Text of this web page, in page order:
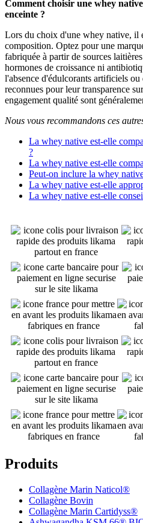
Comment choisir une whey
enceinte ?
Lors du choix d'une whey native, il
composition. Optez pour une
fabriquée à partir de sources
hormones de croissance ni
l'absence d'édulcorants artificiels
reconnues pour leur transparence
engagement qualité sont
Nous vous recommandons ces
La whey native est-elle
?
La whey native est-elle
Peut-on inclure la whey
La whey native est-elle
La whey native est-elle
Produits
Collagène Marin Naticol®
Collagène Bovin
Collagène Marin Cartidyss®